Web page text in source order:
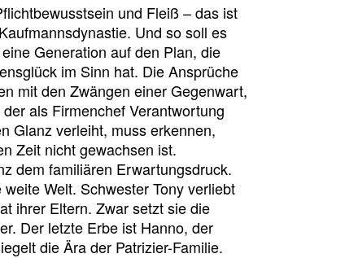
und Fleiß – das ist
Und so soll es
Generation auf den Plan, die
im Sinn hat. Die Ansprüche
mit den Zwängen einer Gegenwart,
als Firmenchef Verantwortung
Glanz verleiht, muss erkennen,
Zeit nicht gewachsen ist.
dem familiären Erwartungsdruck.
Welt. Schwester Tony verliebt
ihrer Eltern. Zwar setzt sie die
Der letzte Erbe ist Hanno, der
die Ära der Patrizier-Familie.